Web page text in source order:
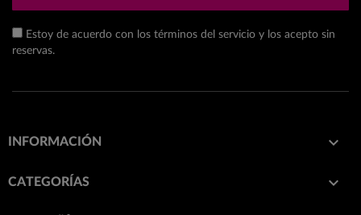
Estoy de acuerdo con los términos del servicio y los acepto sin
reservas.
INFORMACIÓN 
CATEGORÍAS 